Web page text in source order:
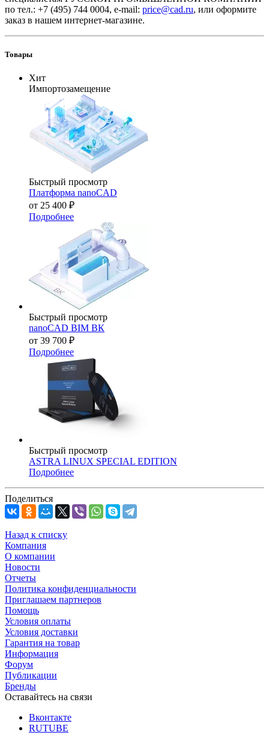
по тел.: +7 (495) 744 0004, e-mail: price@cad.ru, или оформите
заказ в нашем интернет-магазине.
Товары
Хит
Импортозамещение
Быстрый просмотр
Платформа nanoCAD
от 25 400 ₽
Подробнее
Быстрый просмотр
nanoCAD BIM ВК
от 39 700 ₽
Подробнее
Быстрый просмотр
ASTRA LINUX SPECIAL EDITION
Подробнее
Поделиться
Назад к списку
Компания
О компании
Новости
Отчеты
Политика конфиденциальности
Приглашаем партнеров
Помощь
Условия оплаты
Условия доставки
Гарантия на товар
Информация
Форум
Публикации
Бренды
Оставайтесь на связи
Вконтакте
RUTUBE